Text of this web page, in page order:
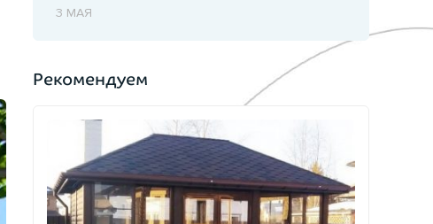
3 МАЯ
Рекомендуем